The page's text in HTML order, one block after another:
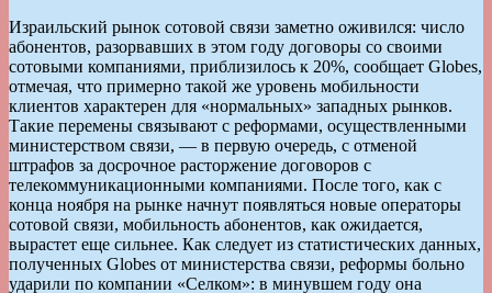
Израильский рынок сотовой связи заметно оживился: число
абонентов, разорвавших в этом году договоры со своими
сотовыми компаниями, приблизилось к 20%, сообщает Globes,
отмечая, что примерно такой же уровень мобильности
клиентов характерен для «нормальных» западных рынков.
Такие перемены связывают с реформами, осуществленными
министерством связи, — в первую очередь, с отменой
штрафов за досрочное расторжение договоров с
телекоммуникационными компаниями. После того, как с
конца ноября на рынке начнут появляться новые операторы
сотовой связи, мобильность абонентов, как ожидается,
вырастет еще сильнее. Как следует из статистических данных,
полученных Globes от министерства связи, реформы больно
ударили по компании «Селком»: в минувшем году она